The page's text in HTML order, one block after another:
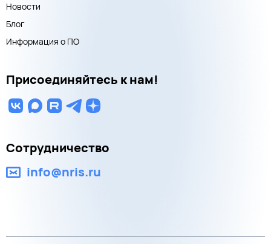
Новости
Блог
Информация о ПО
Присоединяйтесь к нам!
Сотрудничество
info@nris.ru